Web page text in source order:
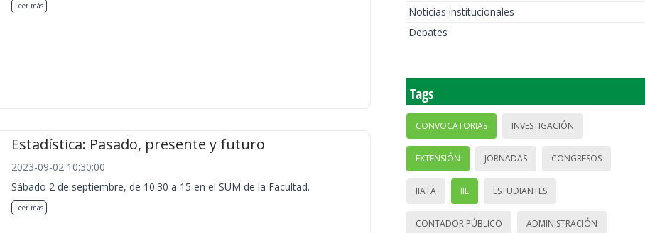
Leer más
Estadística: Pasado, presente y futuro
2023-09-02 10:30:00
Sábado 2 de septiembre, de 10.30 a 15 en el SUM de la Facultad.
Leer más
Noticias institucionales
Debates
Tags
CONVOCATORIAS INVESTIGACIÓN
EXTENSIÓN JORNADAS CONGRESOS
IIATA IIE ESTUDIANTES
CONTADOR PÚBLICO ADMINISTRACIÓN